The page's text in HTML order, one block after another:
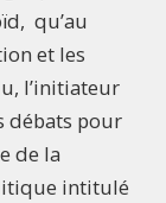
qu’au
et les
l’initiateur
débats pour
de la
intitulé